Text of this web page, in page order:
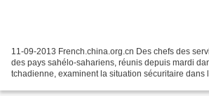
11-09-2013 French.china.org.cn Des chefs des
des pays sahélo-sahariens, réunis depuis mardi
tchadienne, examinent la situation sécuritaire dans